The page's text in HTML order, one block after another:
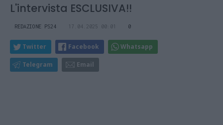
L'intervista ESCLUSIVA!!
REDAZIONE PS24 17.04.2025 00:01 0
Twitter Facebook Whatsapp
Telegram Email